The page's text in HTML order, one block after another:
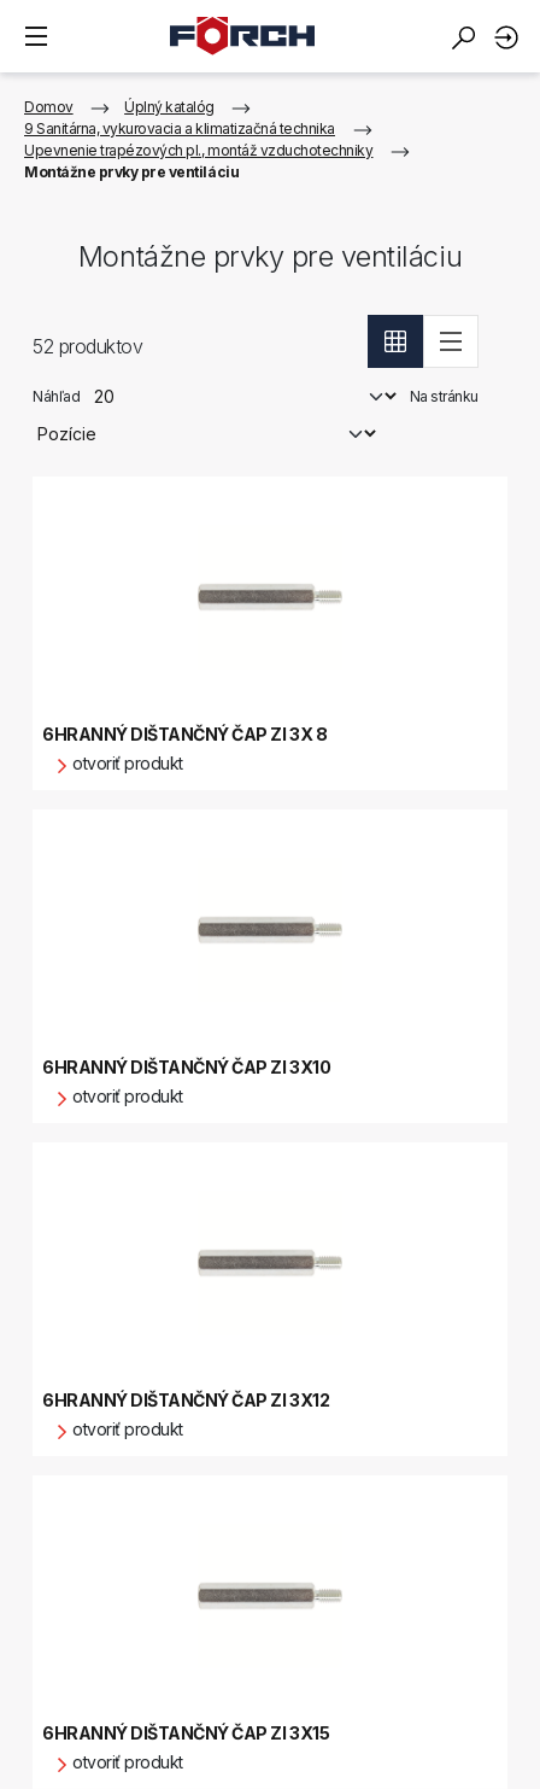
Domov
Úplný katalóg
9 Sanitárna, vykurovacia a klimatizačná technika
Upevnenie trapézových pl., montáž vzduchotechniky
Montážne prvky pre ventiláciu
Montážne prvky pre ventiláciu
52 produktov
Náhľad Na stránku
6HRANNÝ DIŠTANČNÝ ČAP ZI 3X 8
otvoriť produkt
6HRANNÝ DIŠTANČNÝ ČAP ZI 3X10
otvoriť produkt
6HRANNÝ DIŠTANČNÝ ČAP ZI 3X12
otvoriť produkt
6HRANNÝ DIŠTANČNÝ ČAP ZI 3X15
otvoriť produkt